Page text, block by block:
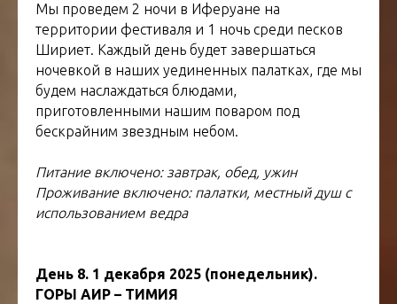
Мы проведем 2 ночи в Иферуане на
территории фестиваля и 1 ночь среди песков
Шириет. Каждый день будет завершаться
ночевкой в наших уединенных палатках, где мы
будем наслаждаться блюдами,
приготовленными нашим поваром под
бескрайним звездным небом.
Питание включено: завтрак, обед, ужин
Проживание включено: палатки, местный душ с
использованием ведра
День 8. 1 декабря 2025 (понедельник).
ГОРЫ АИР – ТИМИЯ